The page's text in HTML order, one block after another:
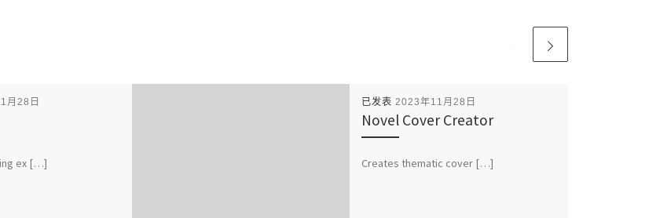
月28日
ex […]
已发表 2023年11月28日
Novel Cover Creator
Creates thematic cover […]